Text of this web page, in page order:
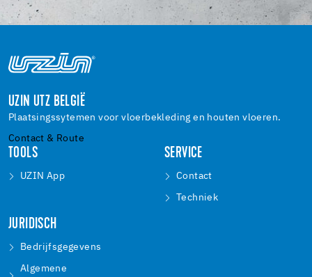
UZIN UTZ BELGIË
Plaatsingssytemen voor vloerbekleding en houten vloeren.
Contact & Route
TOOLS
UZIN App
SERVICE
Contact
Techniek
JURIDISCH
Bedrijfsgegevens
Algemene